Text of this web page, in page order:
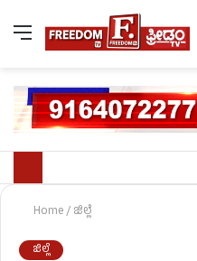
Home/ಜಿಲ್ಲೆ
ಜಿಲ್ಲೆ